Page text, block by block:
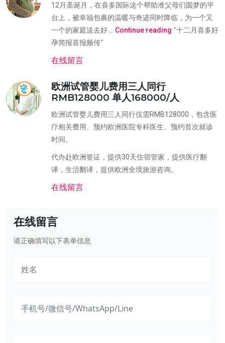
12月圣诞月，在喜多国际这个帮助准父母们圆梦的平
台上，被幸福包裹的温暖与奇迹同时降临，为一个又
一个的家庭送去好 … Continue reading “十二月喜多好
孕简报喜报频传”
在线留言
欧洲试管婴儿费用三人同行
RMB128000 单人168000/人
欧洲试管婴儿费用三人同行仅需RMB128000，包含医
疗相关费用、预约欧洲医院专科医生、预约首次就诊
时间。
代办赴欧洲签证，提供30天住宿管家，提供医疗翻
译，生活翻译，提供欧洲全境旅游咨询。
在线留言
在线留言
请正确填写以下表单信息